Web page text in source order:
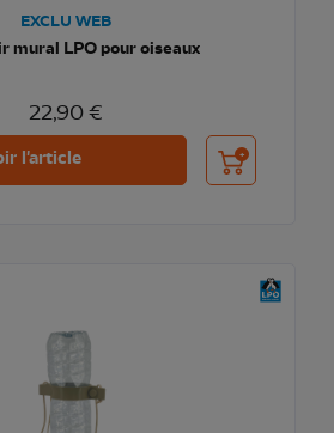
EXCLU WEB
mural LPO pour oiseaux
22,90 €
l'article Ajouter au